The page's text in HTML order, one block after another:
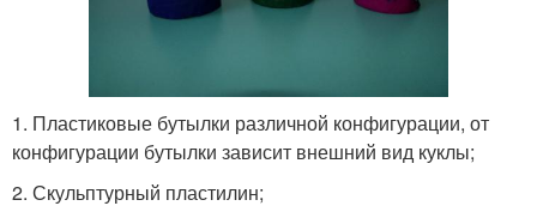
1. Пластиковые бутылки различной конфигурации, от
конфигурации бутылки зависит внешний вид куклы;
2. Скульптурный пластилин;